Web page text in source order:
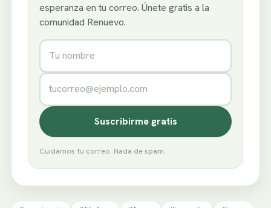
esperanza en tu correo. Únete gratis a la
comunidad Renuevo.
Nombre
Correo electrónico
Suscribirme gratis
Cuidamos tu correo. Nada de spam.